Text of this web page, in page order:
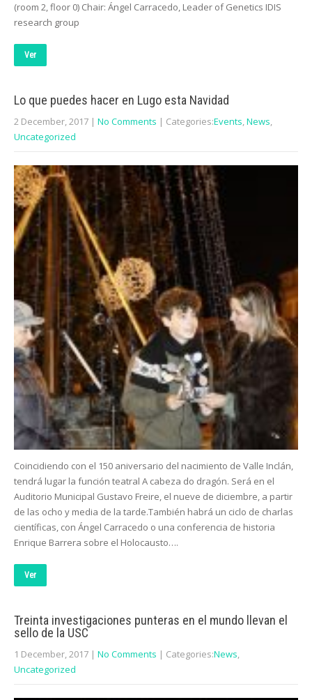
(room 2, floor 0) Chair: Ángel Carracedo, Leader of Genetics IDIS
research group
Ver
Lo que puedes hacer en Lugo esta Navidad
2 December, 2017 | No Comments | Categories:Events,News,
Uncategorized
Coincidiendo con el 150 aniversario del nacimiento de Valle Inclán,
tendrá lugar la función teatral A cabeza do dragón. Será en el
Auditorio Municipal Gustavo Freire, el nueve de diciembre, a partir
de las ocho y media de la tarde.También habrá un ciclo de charlas
científicas, con Ángel Carracedo o una conferencia de historia
Enrique Barrera sobre el Holocausto….
Ver
Treinta investigaciones punteras en el mundo llevan el
sello de la USC
1 December, 2017 | No Comments | Categories:News,
Uncategorized